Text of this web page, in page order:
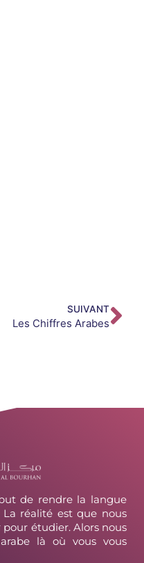
SUIVANT
Les Chiffres Arabes
de rendre la langue
La réalité est que nous
étudier. Alors nous
là où vous vous